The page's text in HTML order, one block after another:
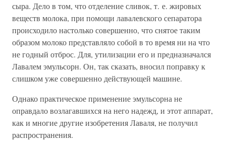
сыра. Дело в том, что отделение сливок, т. е. жировых
веществ молока, при помощи лавалевского сепаратора
происходило настолько совершенно, что снятое таким
образом молоко представляло собой в то время ни на что
не годный отброс. Для, утилизации его и предназначался
Лавалем эмульсорн. Он, так сказать, вносил поправку к
слишком уже совершенно действующей машине.
Однако практическое применение эмульсорна не
оправдало возлагавшихся на него надежд, и этот аппарат,
как и многие другие изобретения Лаваля, не получил
распространения.